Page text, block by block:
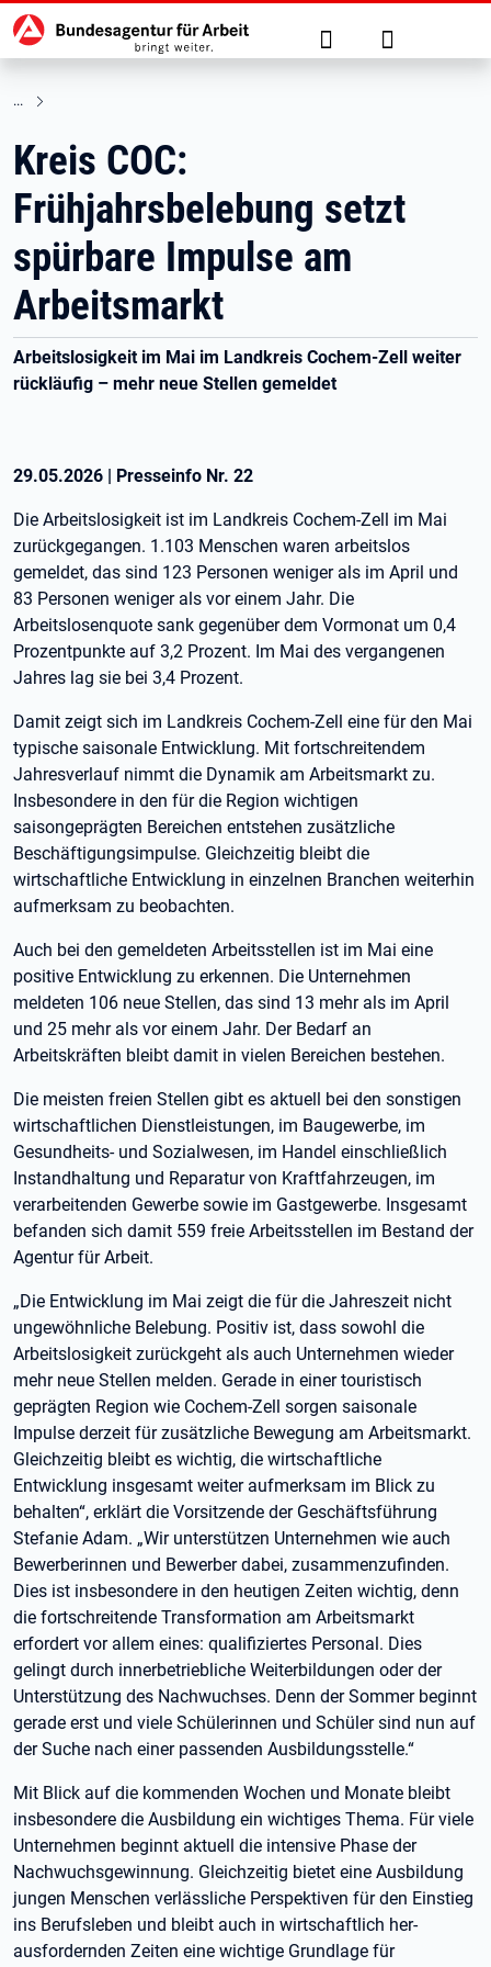
zu den Hauptinhalten springen
Hauptnavigation Suche Anmelden
Kreis COC:
Frühjahrsbelebung setzt
spürbare Impulse am
Arbeitsmarkt
Arbeitslosigkeit im Mai im Landkreis Cochem-Zell weiter
rückläufig – mehr neue Stellen gemeldet
29.05.2026 | Presseinfo Nr. 22
Die Arbeitslosigkeit ist im Landkreis Cochem-Zell im Mai
zurückgegangen. 1.103 Menschen waren arbeitslos
gemeldet, das sind 123 Personen weniger als im April und
83 Personen weniger als vor einem Jahr. Die
Arbeitslosenquote sank gegenüber dem Vormonat um 0,4
Prozentpunkte auf 3,2 Prozent. Im Mai des vergangenen
Jahres lag sie bei 3,4 Prozent.
Damit zeigt sich im Landkreis Cochem-Zell eine für den Mai
typische saisonale Entwicklung. Mit fortschreitendem
Jahresverlauf nimmt die Dynamik am Arbeitsmarkt zu.
Insbesondere in den für die Region wichtigen
saisongeprägten Bereichen entstehen zusätzliche
Beschäftigungsimpulse. Gleichzeitig bleibt die
wirtschaftliche Entwicklung in einzelnen Branchen weiterhin
aufmerksam zu beobachten.
Auch bei den gemeldeten Arbeitsstellen ist im Mai eine
positive Entwicklung zu erkennen. Die Unternehmen
meldeten 106 neue Stellen, das sind 13 mehr als im April
und 25 mehr als vor einem Jahr. Der Bedarf an
Arbeitskräften bleibt damit in vielen Bereichen bestehen.
Die meisten freien Stellen gibt es aktuell bei den sonstigen
wirtschaftlichen Dienstleistungen, im Baugewerbe, im
Gesundheits- und Sozialwesen, im Handel einschließlich
Instandhaltung und Reparatur von Kraftfahrzeugen, im
verarbeitenden Gewerbe sowie im Gastgewerbe. Insgesamt
befanden sich damit 559 freie Arbeitsstellen im Bestand der
Agentur für Arbeit.
„Die Entwicklung im Mai zeigt die für die Jahreszeit nicht
ungewöhnliche Belebung. Positiv ist, dass sowohl die
Arbeitslosigkeit zurückgeht als auch Unternehmen wieder
mehr neue Stellen melden. Gerade in einer touristisch
geprägten Region wie Cochem-Zell sorgen saisonale
Impulse derzeit für zusätzliche Bewegung am Arbeitsmarkt.
Gleichzeitig bleibt es wichtig, die wirtschaftliche
Entwicklung insgesamt weiter aufmerksam im Blick zu
behalten“, erklärt die Vorsitzende der Geschäftsführung
Stefanie Adam. „Wir unterstützen Unternehmen wie auch
Bewerberinnen und Bewerber dabei, zusammenzufinden.
Dies ist insbesondere in den heutigen Zeiten wichtig, denn
die fortschreitende Transformation am Arbeitsmarkt
erfordert vor allem eines: qualifiziertes Personal. Dies
gelingt durch innerbetriebliche Weiterbildungen oder der
Unterstützung des Nachwuchses. Denn der Sommer beginnt
gerade erst und viele Schülerinnen und Schüler sind nun auf
der Suche nach einer passenden Ausbildungsstelle.“
Mit Blick auf die kommenden Wochen und Monate bleibt
insbesondere die Ausbildung ein wichtiges Thema. Für viele
Unternehmen beginnt aktuell die intensive Phase der
Nachwuchsgewinnung. Gleichzeitig bietet eine Ausbildung
jungen Menschen verlässliche Perspektiven für den Einstieg
ins Berufsleben und bleibt auch in wirtschaftlich her-
ausfordernden Zeiten eine wichtige Grundlage für